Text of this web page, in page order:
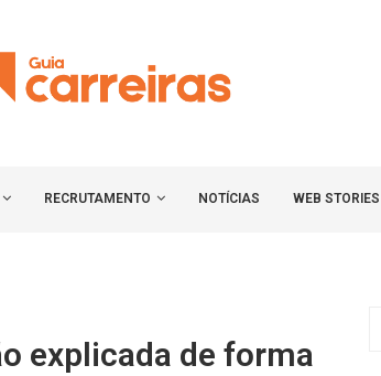
RECRUTAMENTO NOTÍCIAS WEB STORIES
explicada de forma